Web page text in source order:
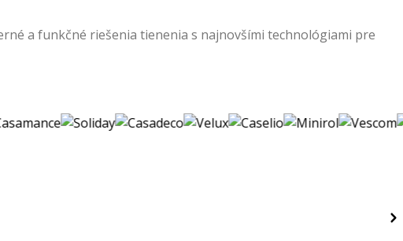
a funkčné riešenia tienenia s najnovšími technológiami pre